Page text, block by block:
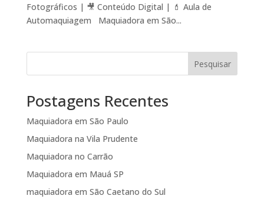
Fotográficos | 🎥 Conteúdo Digital | 💄 Aula de
Automaquiagem Maquiadora em São...
Pesquisar
Postagens Recentes
Maquiadora em São Paulo
Maquiadora na Vila Prudente
Maquiadora no Carrão
Maquiadora em Mauá SP
maquiadora em São Caetano do Sul